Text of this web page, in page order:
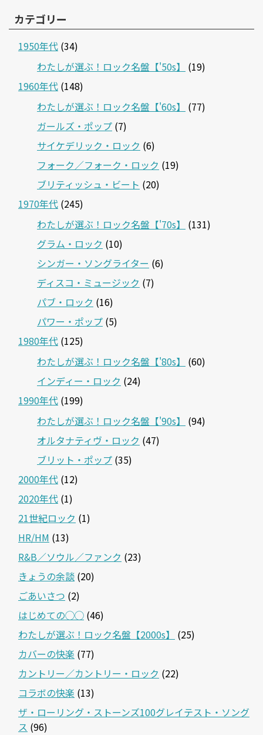
カテゴリー
1950年代 (34)
わたしが選ぶ！ロック名盤【'50s】
(19)
1960年代 (148)
わたしが選ぶ！ロック名盤【'60s】
(77)
ガールズ・ポップ (7)
サイケデリック・ロック (6)
フォーク／フォーク・ロック (19)
ブリティッシュ・ビート (20)
1970年代 (245)
わたしが選ぶ！ロック名盤【'70s】
(131)
グラム・ロック (10)
シンガー・ソングライター (6)
ディスコ・ミュージック (7)
パブ・ロック (16)
パワー・ポップ (5)
1980年代 (125)
わたしが選ぶ！ロック名盤【'80s】
(60)
インディー・ロック (24)
1990年代 (199)
わたしが選ぶ！ロック名盤【'90s】
(94)
オルタナティヴ・ロック (47)
ブリット・ポップ (35)
2000年代 (12)
2020年代 (1)
21世紀ロック (1)
HR/HM (13)
R&B／ソウル／ファンク (23)
きょうの余談 (20)
ごあいさつ (2)
はじめての◯◯ (46)
わたしが選ぶ！ロック名盤【2000s】
(25)
カバーの快楽 (77)
カントリー／カントリー・ロック (22)
コラボの快楽 (13)
ザ・ローリング・ストーンズ100グレイテスト・ソング
ス (96)